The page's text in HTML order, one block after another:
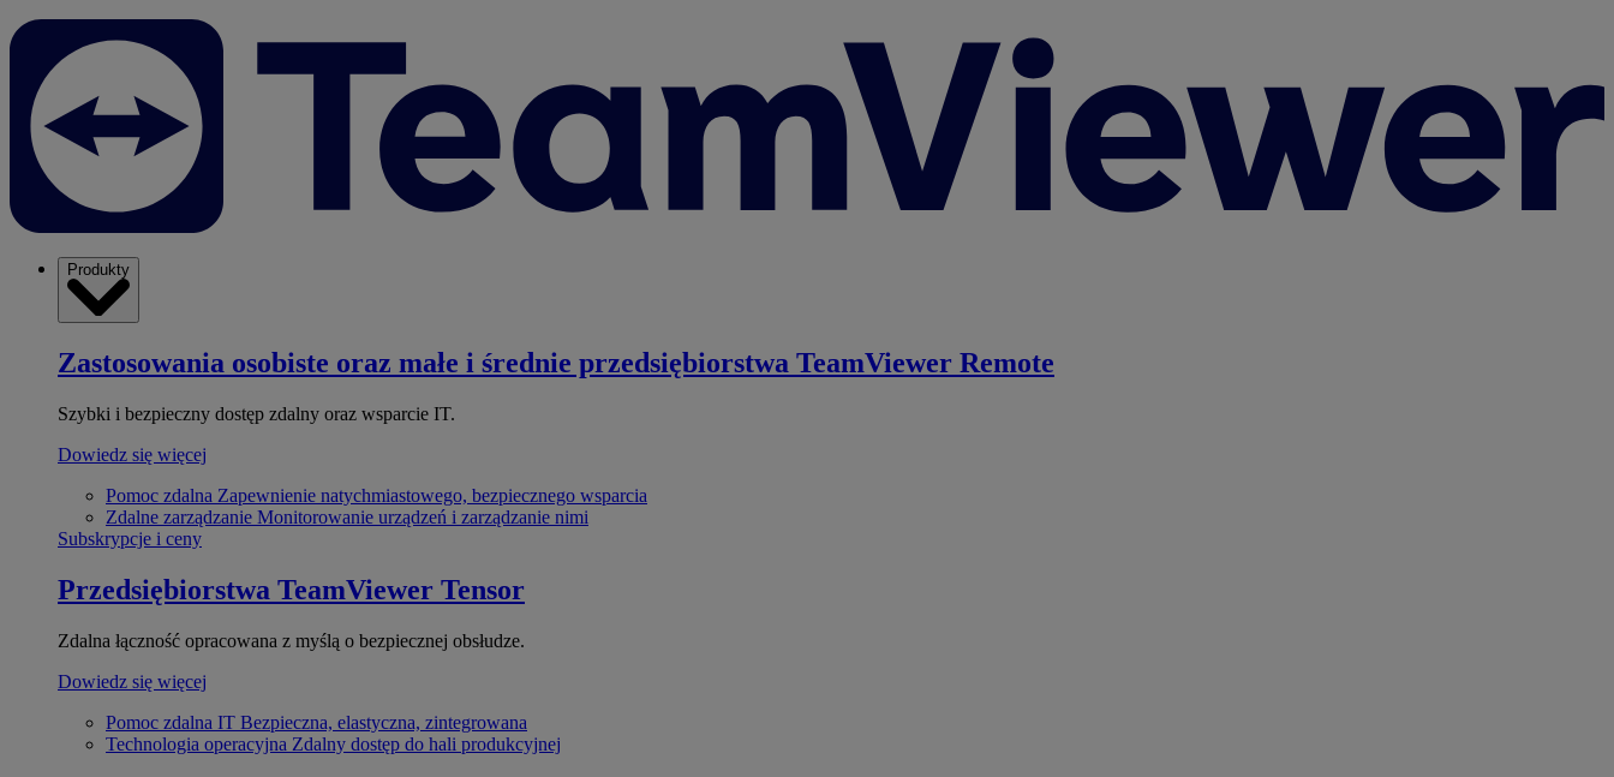
Produkty
Zastosowania osobiste oraz małe i średnie przedsiębiorstwa TeamViewer Remote
Szybki i bezpieczny dostęp zdalny oraz wsparcie IT.
Dowiedz się więcej
Pomoc zdalna Zapewnienie natychmiastowego, bezpiecznego wsparcia
Zdalne zarządzanie Monitorowanie urządzeń i zarządzanie nimi
Subskrypcje i ceny
Przedsiębiorstwa TeamViewer Tensor
Zdalna łączność opracowana z myślą o bezpiecznej obsłudze.
Dowiedz się więcej
Pomoc zdalna IT Bezpieczna, elastyczna, zintegrowana
Technologia operacyjna Zdalny dostęp do hali produkcyjnej